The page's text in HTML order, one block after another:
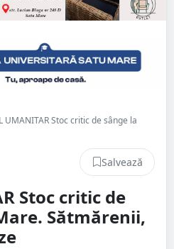
UMANITAR Stoc critic de sânge la
Salvează
Stoc critic de
Sătmărenii,